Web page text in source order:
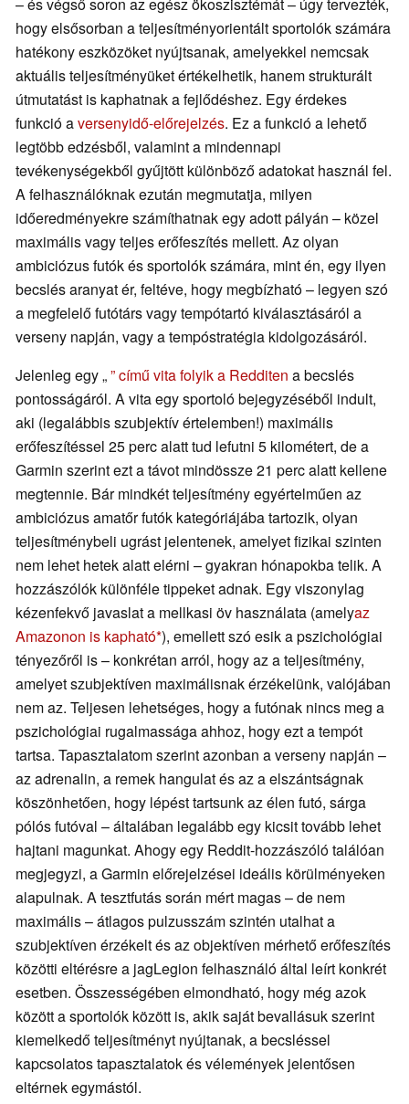
hogy elsősorban a teljesítményorientált sportolók számára
hatékony eszközöket nyújtsanak, amelyekkel nemcsak
aktuális teljesítményüket értékelhetik, hanem strukturált
útmutatást is kaphatnak a fejlődéshez. Egy érdekes
funkció aversenyidő-előrejelzés. Ez a funkció a lehető
legtöbb edzésből, valamint a mindennapi
tevékenységekből gyűjtött különböző adatokat használ fel.
A felhasználóknak ezután megmutatja, milyen
időeredményekre számíthatnak egy adott pályán – közel
maximális vagy teljes erőfeszítés mellett. Az olyan
ambiciózus futók és sportolók számára, mint én, egy ilyen
becslés aranyat ér, feltéve, hogy megbízható – legyen szó
a megfelelő futótárs vagy tempótartó kiválasztásáról a
verseny napján, vagy a tempóstratégia kidolgozásáról.
Jelenleg egy „” című vita folyik a Redditen a becslés
pontosságáról. A vita egy sportoló bejegyzéséből indult,
aki (legalábbis szubjektív értelemben!) maximális
erőfeszítéssel 25 perc alatt tud lefutni 5 kilométert, de a
Garmin szerint ezt a távot mindössze 21 perc alatt kellene
megtennie. Bár mindkét teljesítmény egyértelműen az
ambiciózus amatőr futók kategóriájába tartozik, olyan
teljesítménybeli ugrást jelentenek, amelyet fizikai szinten
nem lehet hetek alatt elérni – gyakran hónapokba telik. A
hozzászólók különféle tippeket adnak. Egy viszonylag
kézenfekvő javaslat a mellkasi öv használata (amelyaz
Amazonon is kapható ), emellett szó esik a pszichológiai
tényezőről is – konkrétan arról, hogy az a teljesítmény,
amelyet szubjektíven maximálisnak érzékelünk, valójában
nem az. Teljesen lehetséges, hogy a futónak nincs meg a
pszichológiai rugalmassága ahhoz, hogy ezt a tempót
tartsa. Tapasztalatom szerint azonban a verseny napján –
az adrenalin, a remek hangulat és az a elszántságnak
köszönhetően, hogy lépést tartsunk az élen futó, sárga
pólós futóval – általában legalább egy kicsit tovább lehet
hajtani magunkat. Ahogy egy Reddit-hozzászóló találóan
megjegyzi, a Garmin előrejelzései ideális körülményeken
alapulnak. A tesztfutás során mért magas – de nem
maximális – átlagos pulzusszám szintén utalhat a
szubjektíven érzékelt és az objektíven mérhető erőfeszítés
közötti eltérésre a jagLegion felhasználó által leírt konkrét
esetben. Összességében elmondható, hogy még azok
között a sportolók között is, akik saját bevallásuk szerint
kiemelkedő teljesítményt nyújtanak, a becsléssel
kapcsolatos tapasztalatok és vélemények jelentősen
eltérnek egymástól.